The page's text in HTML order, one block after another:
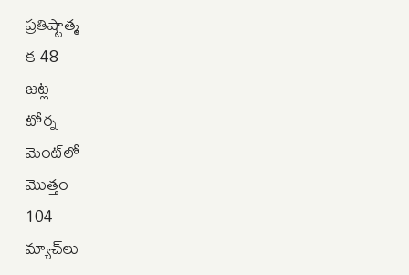
ప్రతిష్టాత్మ
క 48
జట్ల
టోర్న
మెంట్‌లో
మొత్తం
104
మ్యాచ్‌లు